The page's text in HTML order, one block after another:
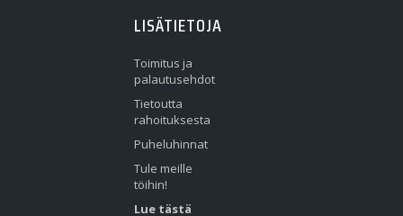
LISÄTIETOJA
Toimitus ja
palautusehdot
Tietoutta
rahoituksesta
Puheluhinnat
Tule meille
töihin!
Lue tästä